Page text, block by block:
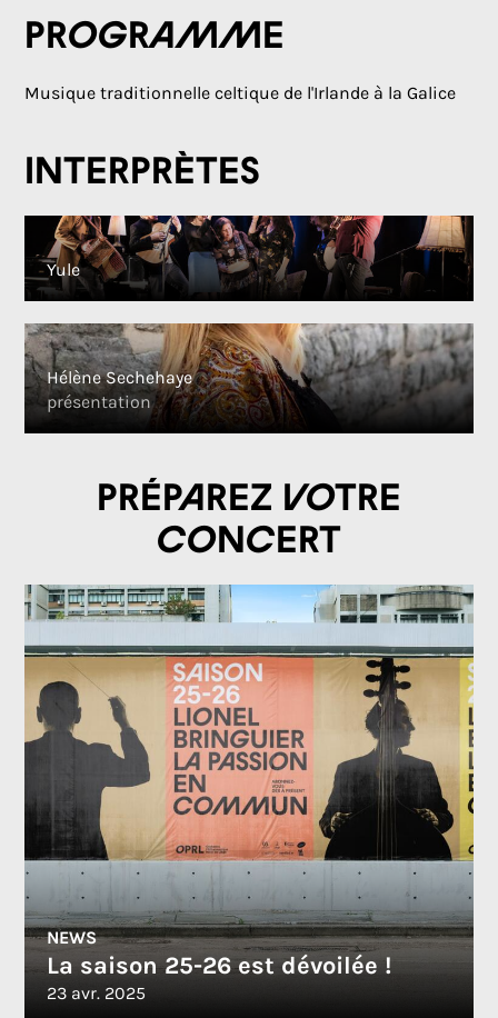
Programme
Musique traditionnelle celtique de l'Irlande à la Galice
Interprètes
Yule
Hélène Sechehaye
présentation
Préparez votre
concert
NEWS
La saison 25-26 est dévoilée !
23 avr. 2025